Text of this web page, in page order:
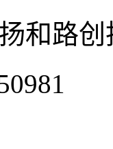
和路